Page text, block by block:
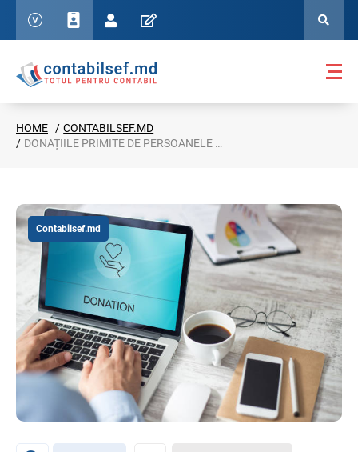
HOME
CONTABILSEF.MD
DONAȚIILE PRIMITE DE PERSOANELE FIZICE AR PUTEA FI IMPOZITATE
Contabilsef.md